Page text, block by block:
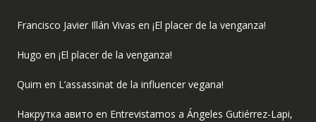
Francisco Javier Illán Vivas en ¡El placer de la venganza!
Hugo en ¡El placer de la venganza!
Quim en L’assassinat de la influencer vegana!
Накрутка авито en Entrevistamos a Ángeles Gutiérrez-Lapi,